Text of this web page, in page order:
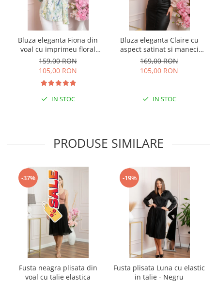
Bluza eleganta Fiona din
voal cu imprimeu floral
verde
159,00 RON
105,00 RON
IN STOC
Bluza eleganta Claire cu
aspect satinat si maneci
bufante - Roz pudrat
169,00 RON
105,00 RON
IN STOC
PRODUSE SIMILARE
-37%
Fusta neagra plisata din
voal cu talie elastica
-19%
Fusta plisata Luna cu elastic
in talie - Negru